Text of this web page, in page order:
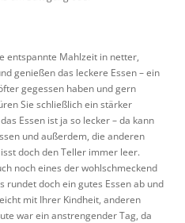
entspannte Mahlzeit in netter,
genießen das leckere Essen – ein
gegessen haben und gern
Sie schließlich ein stärker
Essen ist ja so lecker – da kann
und außerdem, die anderen
doch den Teller immer leer.
noch eines der wohlschmeckend
rundet doch ein gutes Essen ab und
mit Ihrer Kindheit, anderen
war ein anstrengender Tag, da